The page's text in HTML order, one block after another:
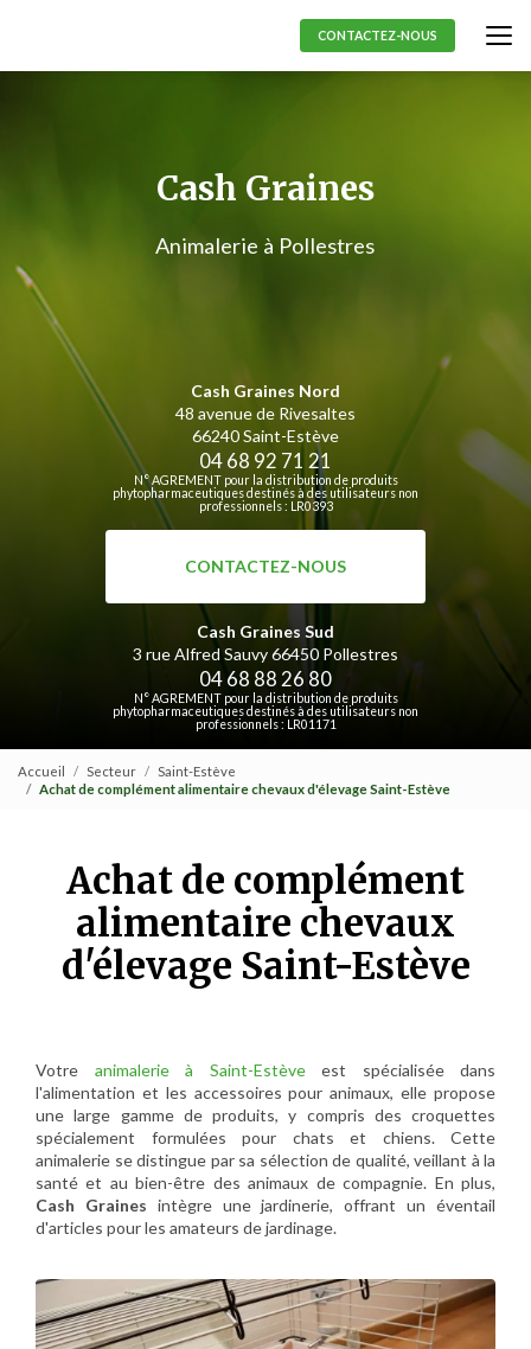
CONTACTEZ-NOUS
Cash Graines
Animalerie à Pollestres
Cash Graines Nord
48 avenue de Rivesaltes
66240 Saint-Estève
04 68 92 71 21
N° AGREMENT pour la distribution de produits
phytopharmaceutiques destinés à des utilisateurs non
professionnels : LR0393
CONTACTEZ-NOUS
Cash Graines Sud
3 rue Alfred Sauvy66450 Pollestres
04 68 88 26 80
N° AGREMENT pour la distribution de produits
phytopharmaceutiques destinés à des utilisateurs non
professionnels : LR01171
Accueil Secteur
Saint-Estève
Achat de complément alimentaire chevaux d'élevage Saint-Estève
Achat de complément
alimentaire chevaux
d'élevage Saint-Estève
Votre animalerie à Saint-Estèveest spécialisée dans
l'alimentation et les accessoires pour animaux, elle propose
une large gamme de produits, y compris des croquettes
spécialement formulées pour chats et chiens. Cette
animalerie se distingue par sa sélection de qualité, veillant à la
santé et au bien-être des animaux de compagnie. En plus,
Cash Graines intègre une jardinerie, offrant un éventail
d'articles pour les amateurs de jardinage.